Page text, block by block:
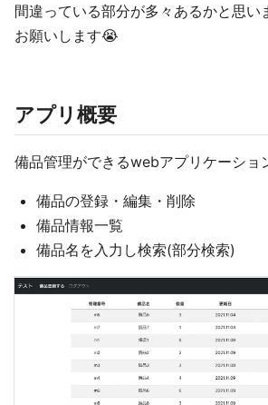
間違っている部分が多々あるかと思い
お願いします😭
アプリ概要
備品管理ができるwebアプリケーショ
備品の登録・編集・削除
備品情報一覧
備品名を入力し検索(部分検索)